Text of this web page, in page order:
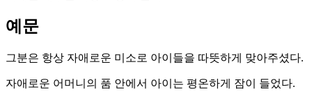
예문
그분은 항상 자애로운 미소로 아이들을 따뜻하게 맞아주셨다.
자애로운 어머니의 품 안에서 아이는 평온하게 잠이 들었다.